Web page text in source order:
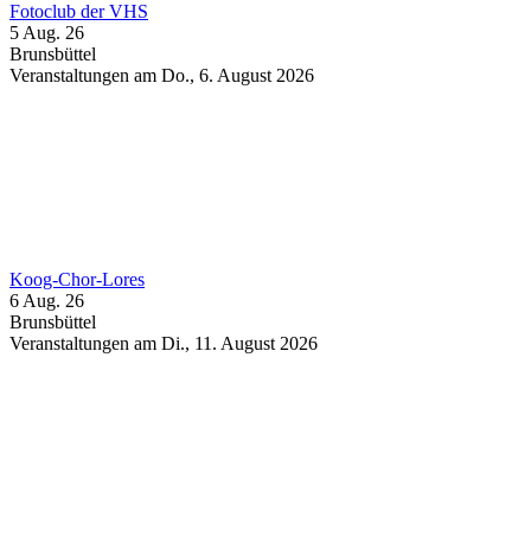
Fotoclub der VHS
5 Aug. 26
Brunsbüttel
Veranstaltungen am Do., 6. August 2026
Koog-Chor-Lores
6 Aug. 26
Brunsbüttel
Veranstaltungen am Di., 11. August 2026